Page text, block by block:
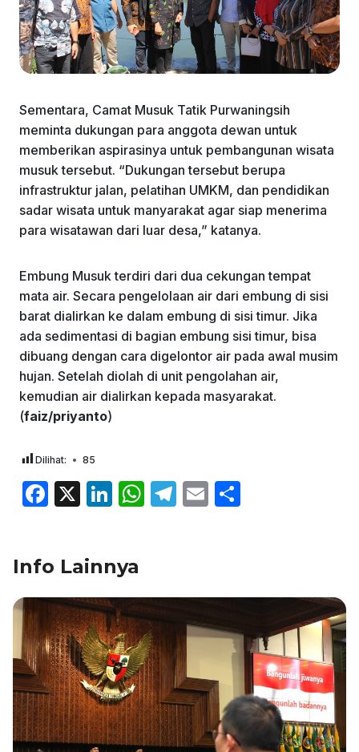
Sementara, Camat Musuk Tatik Purwaningsih
meminta dukungan para anggota dewan untuk
memberikan aspirasinya untuk pembangunan wisata
musuk tersebut. “Dukungan tersebut berupa
infrastruktur jalan, pelatihan UMKM, dan pendidikan
sadar wisata untuk manyarakat agar siap menerima
para wisatawan dari luar desa,” katanya.
Embung Musuk terdiri dari dua cekungan tempat
mata air. Secara pengelolaan air dari embung di sisi
barat dialirkan ke dalam embung di sisi timur. Jika
ada sedimentasi di bagian embung sisi timur, bisa
dibuang dengan cara digelontor air pada awal musim
hujan. Setelah diolah di unit pengolahan air,
kemudian air dialirkan kepada masyarakat.
(faiz/priyanto)
Dilihat: 85
F
e
b
o
o
k
X
Li
e
dI
n
W
A
p
p
T
a
m
E
Info Lainnya